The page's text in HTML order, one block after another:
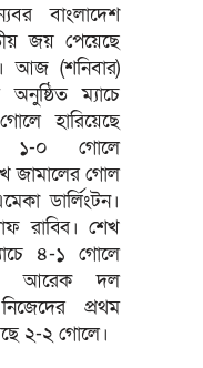
বাংলাদেশ
জয় পেয়েছে
আজ (শনিবার)
অনুষ্ঠিত ম্যাচে
হারিয়েছে
১-০ গোলে
জামালের গোল
ডার্লিংটন।
রাব্বি। শেখ
৪-১ গোলে
আরেক দল
প্রথম
২-২ গোলে।